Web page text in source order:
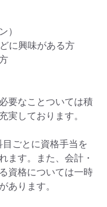
）
に興味がある方
要なことついては積
実しております。
ごとに資格手当を
ます。また、会計・
資格については一時
あります。